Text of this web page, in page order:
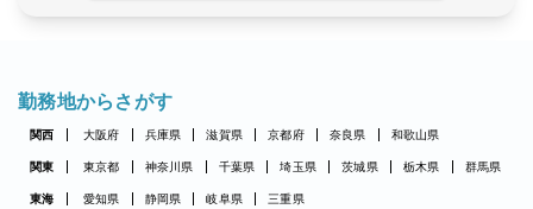
勤務地からさがす
関西 大阪府 兵庫県 滋賀県 京都府 奈良県 和歌山県
関東 東京都 神奈川県 千葉県 埼玉県 茨城県 栃木県 群馬県
東海 愛知県 静岡県 岐阜県 三重県